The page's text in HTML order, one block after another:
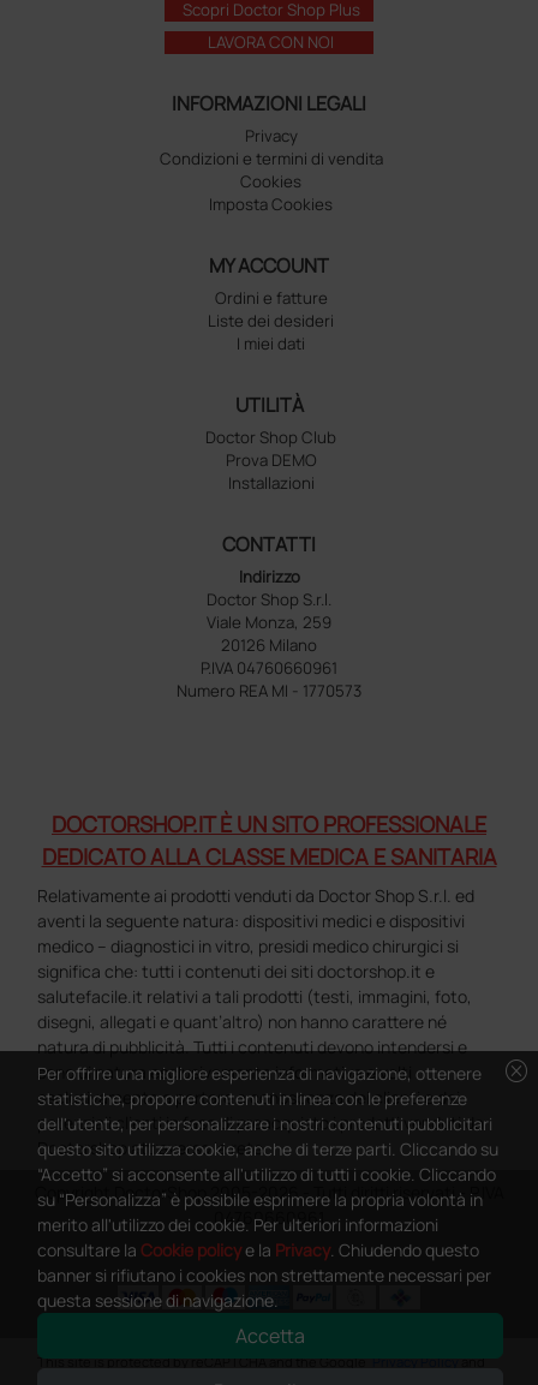
Scopri Doctor Shop Plus
LAVORA CON NOI
INFORMAZIONI LEGALI
Privacy
Condizioni e termini di vendita
Cookies
Imposta Cookies
MY ACCOUNT
Ordini e fatture
Liste dei desideri
I miei dati
UTILITÀ
Doctor Shop Club
Prova DEMO
Installazioni
CONTATTI
Indirizzo
Doctor Shop S.r.l.
Viale Monza, 259
20126 Milano
P.IVA 04760660961
Numero REA MI - 1770573
DOCTORSHOP.IT È UN SITO PROFESSIONALE
DEDICATO ALLA CLASSE MEDICA E SANITARIA
Relativamente ai prodotti venduti da Doctor Shop S.r.l. ed
aventi la seguente natura: dispositivi medici e dispositivi
medico – diagnostici in vitro, presidi medico chirurgici si
significa che: tutti i contenuti dei siti doctorshop.it e
salutefacile.it relativi a tali prodotti (testi, immagini, foto,
disegni, allegati e quant’altro) non hanno carattere né
natura di pubblicità. Tutti i contenuti devono intendersi e
sono di natura esclusivamente informativa e volti
esclusivamente a portare a conoscenza dei clienti e dei
potenziali clienti in fase di preacquisto i prodotti venduti da
Doctorshop attraverso la rete.
Copyright DoctorShop 2005-2026 - Tutti diritti riservati - P.IVA
04760660961
This site is protected by reCAPTCHA and the Google Privacy Policyand
cancel
Per offrire una migliore esperienza di navigazione, ottenere
statistiche, proporre contenuti in linea con le preferenze
dell'utente, per personalizzare i nostri contenuti pubblicitari
questo sito utilizza cookie, anche di terze parti. Cliccando su
“Accetto” si acconsente all'utilizzo di tutti i cookie. Cliccando
su “Personalizza” è possibile esprimere la propria volontà in
merito all'utilizzo dei cookie. Per ulteriori informazioni
consultare la Cookie policye la Privacy. Chiudendo questo
banner si rifiutano i cookies non strettamente necessari per
questa sessione di navigazione.
Accetta